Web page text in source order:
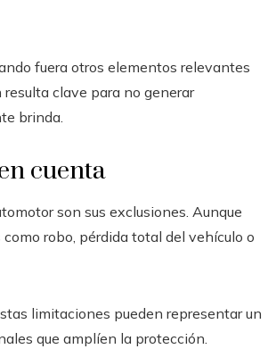
fuera otros elementos relevantes
clave para no generar
brinda.
cuenta
son sus exclusiones. Aunque
robo, pérdida total del vehículo o
limitaciones pueden representar un
que amplíen la protección.